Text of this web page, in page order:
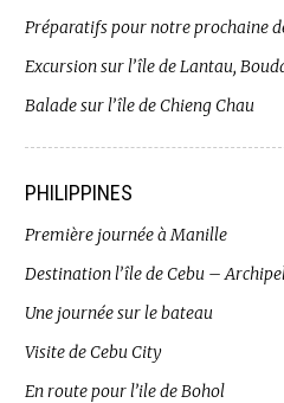
Préparatifs pour notre prochaine
Excursion sur l’île de Lantau,
Balade sur l’île de Chieng Chau
PHILIPPINES
Première journée à Manille
Destination l’île de Cebu –
Une journée sur le bateau
Visite de Cebu City
En route pour l’ile de Bohol